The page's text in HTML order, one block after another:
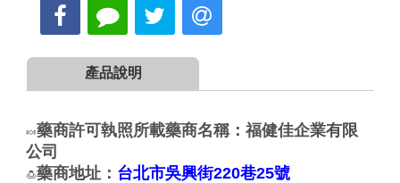
產品說明
🍬藥商許可執照所載藥商名稱：福健佳企業有限
公司
🍮藥商地址： 台北市吳興街220巷25號